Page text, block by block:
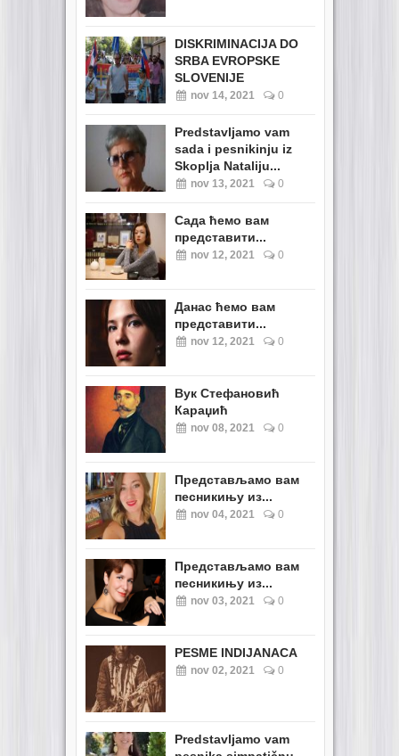
DISKRIMINACIJA DO
SRBA EVROPSKE
SLOVENIJE
nov 14, 2021 0
Predstavljamo vam
sada i pesnikinju iz
Skoplja Nataliju...
nov 13, 2021 0
Сада ћемо вам
представити...
nov 12, 2021 0
Данас ћемо вам
представити...
nov 12, 2021 0
Вук Стефановић
Караџић
nov 08, 2021 0
Представљамо вам
песникињу из...
nov 04, 2021 0
Представљамо вам
песникињу из...
nov 03, 2021 0
PESME INDIJANACA
nov 02, 2021 0
Predstavljamo vam